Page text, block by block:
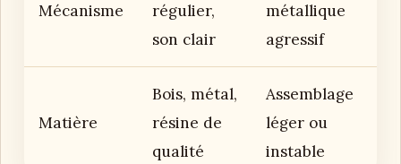
Mécanisme
régulier,
son clair
métallique
agressif
Matière
Bois, métal,
résine de
qualité
Assemblage
léger ou
instable